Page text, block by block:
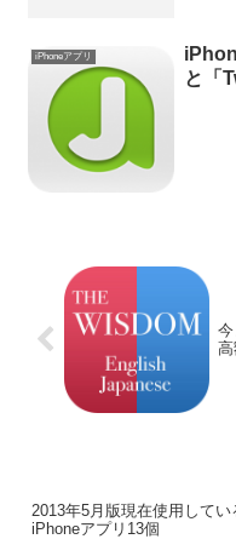
iPhoneアプリ
と「
2013年5月版現在使用してい
iPhoneアプリ13個